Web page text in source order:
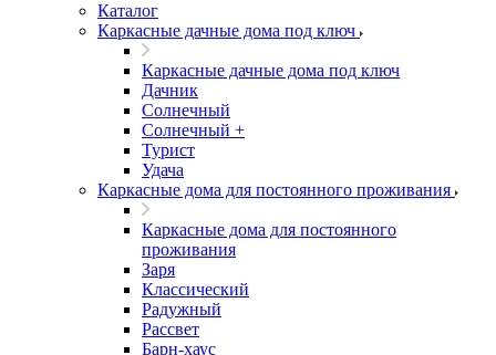
Каталог
Каркасные дачные дома под ключ
Каркасные дачные дома под ключ
Дачник
Солнечный
Солнечный +
Турист
Удача
Каркасные дома для постоянного проживания
Каркасные дома для постоянного
проживания
Заря
Классический
Радужный
Рассвет
Барн-хаус